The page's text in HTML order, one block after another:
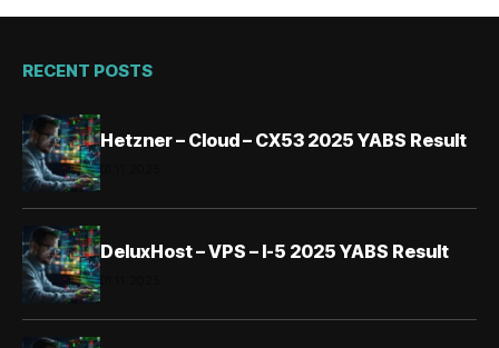
RECENT POSTS
Hetzner – Cloud – CX53 2025 YABS Result
DeluxHost – VPS – I-5 2025 YABS Result